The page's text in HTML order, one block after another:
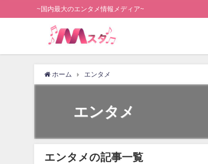
~国内最大のエンタメ情報メディア~
ホーム エンタメ
エンタメ
エンタメの記事一覧